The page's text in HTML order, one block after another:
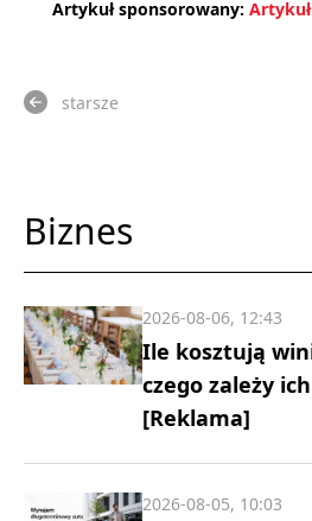
Artykuł sponsorowany:
starsze
Biznes
Ile kosztują
czego zależy
[Reklama]
2026-08-06, 12:43
2026-08-05, 10:03